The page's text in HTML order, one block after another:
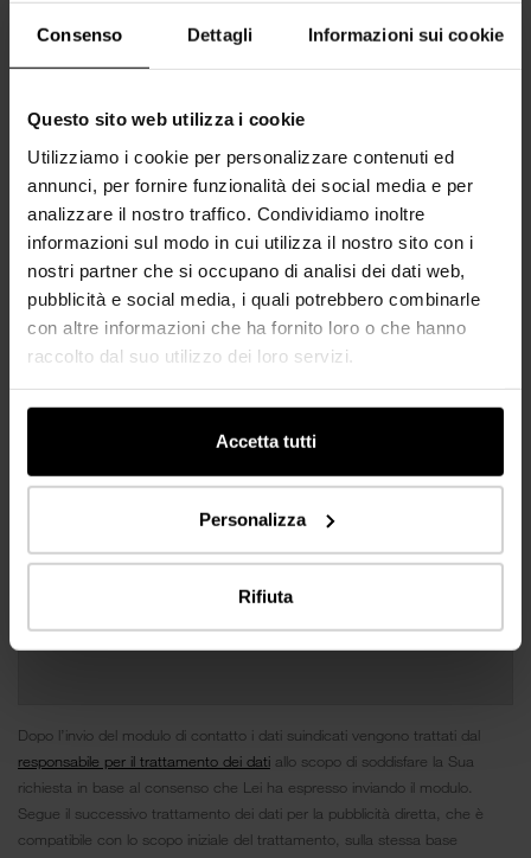
Consenso Dettagli Informazioni sui cookie
Questo sito web utilizza i cookie
Utilizziamo i cookie per personalizzare contenuti ed
annunci, per fornire funzionalità dei social media e per
analizzare il nostro traffico. Condividiamo inoltre
informazioni sul modo in cui utilizza il nostro sito con i
nostri partner che si occupano di analisi dei dati web,
pubblicità e social media, i quali potrebbero combinarle
con altre informazioni che ha fornito loro o che hanno
raccolto dal suo utilizzo dei loro servizi.
Accetta tutti
Personalizza
Rifiuta
Dopo l’invio del modulo di contatto i dati suindicati vengono trattati dal
responsabile per il trattamento dei dati allo scopo di soddisfare la Sua
richiesta in base al consenso che Lei ha espresso inviando il modulo.
Segue il successivo trattamento dei dati per la pubblicità diretta, che è
compatibile con lo scopo iniziale del trattamento, sulla stessa base